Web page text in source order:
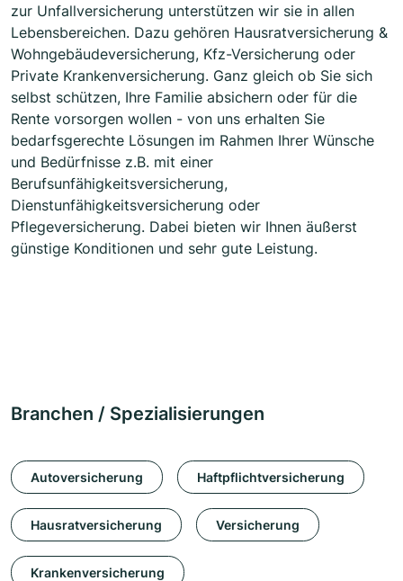
zur Unfallversicherung unterstützen wir sie in allen
Lebensbereichen. Dazu gehören Hausratversicherung &
Wohngebäudeversicherung, Kfz-Versicherung oder
Private Krankenversicherung. Ganz gleich ob Sie sich
selbst schützen, Ihre Familie absichern oder für die
Rente vorsorgen wollen - von uns erhalten Sie
bedarfsgerechte Lösungen im Rahmen Ihrer Wünsche
und Bedürfnisse z.B. mit einer
Berufsunfähigkeitsversicherung,
Dienstunfähigkeitsversicherung oder
Pflegeversicherung. Dabei bieten wir Ihnen äußerst
günstige Konditionen und sehr gute Leistung.
Branchen / Spezialisierungen
Autoversicherung Haftpflichtversicherung
Hausratversicherung Versicherung
Krankenversicherung